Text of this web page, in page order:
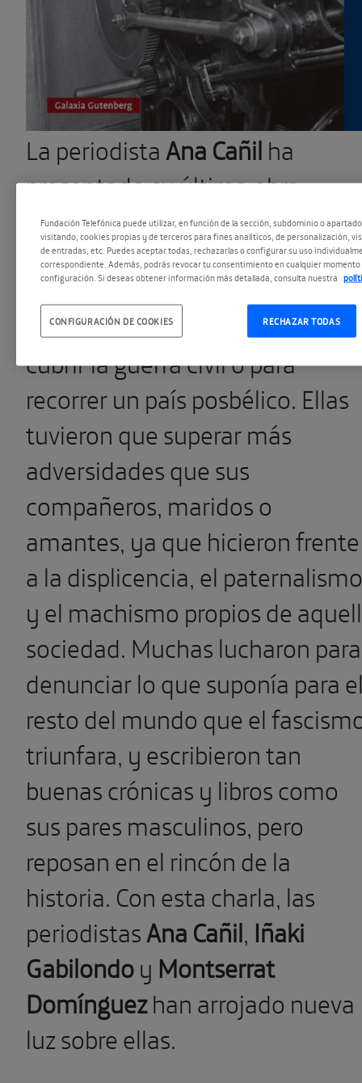
La periodistaAna Cañilha
presentado su última obra,
Rescatadas del olvido(Galaxia
Gutenberg), en la que habla de
mujeres que llegaron a España
en el convulso siglo XX, para
cubrir la guerra civil o para
recorrer un país posbélico. Ellas
tuvieron que superar más
adversidades que sus
compañeros, maridos o
amantes, ya que hicieron frente
a la displicencia, el paternalismo
y el machismo propios de
sociedad. Muchas lucharon para
denunciar lo que suponía para
resto del mundo que el
triunfara, y escribieron tan
buenas crónicas y libros como
sus pares masculinos, pero
reposan en el rincón de la
historia. Con esta charla, las
periodistasAna Cañil, Iñaki
Gabilondoy Montserrat
Domínguezhan arrojado nueva
luz sobre ellas.
Fundación Telefónica puede utilizar, en función de la sección, subdominio o
visitando, cookies propias y de terceros para fines analíticos, de personalización,
de entradas, etc. Puedes aceptar todas, rechazarlas o configurar su uso
correspondiente. Además, podrás revocar tu consentimiento en cualquier momento
configuración. Si deseas obtener información más detallada, consulta nuestra
RECHAZAR TODAS
CONFIGURACIÓN DE COOKIES